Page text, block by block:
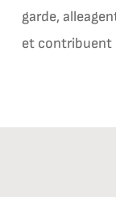
garde,
et contribuent